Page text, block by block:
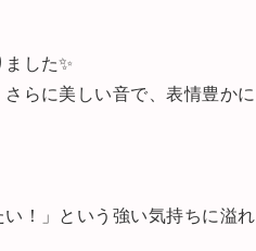
した✨
らに美しい音で、表情豊かに
！」という強い気持ちに溢れ